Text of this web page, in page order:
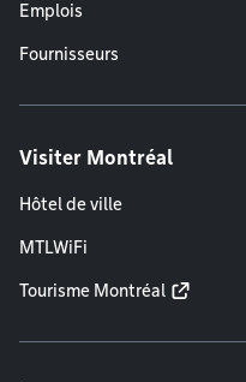
Emplois
Fournisseurs
Visiter Montréal
Hôtel de ville
MTLWiFi
Tourisme Montréal